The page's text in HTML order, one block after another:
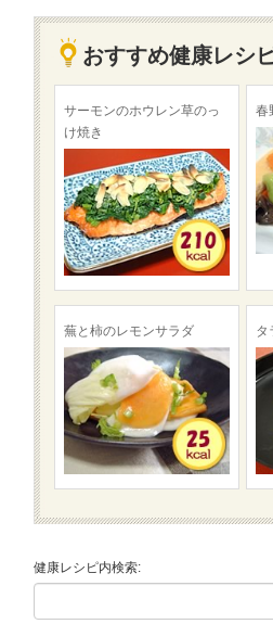
おすすめ健康レシ
サーモンのホウレン草のっ
け焼き
春
蕪と柿のレモンサラダ タ
健康レシピ内検索: